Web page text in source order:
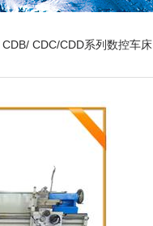
CDB/ CDC/CDD系列数控车床